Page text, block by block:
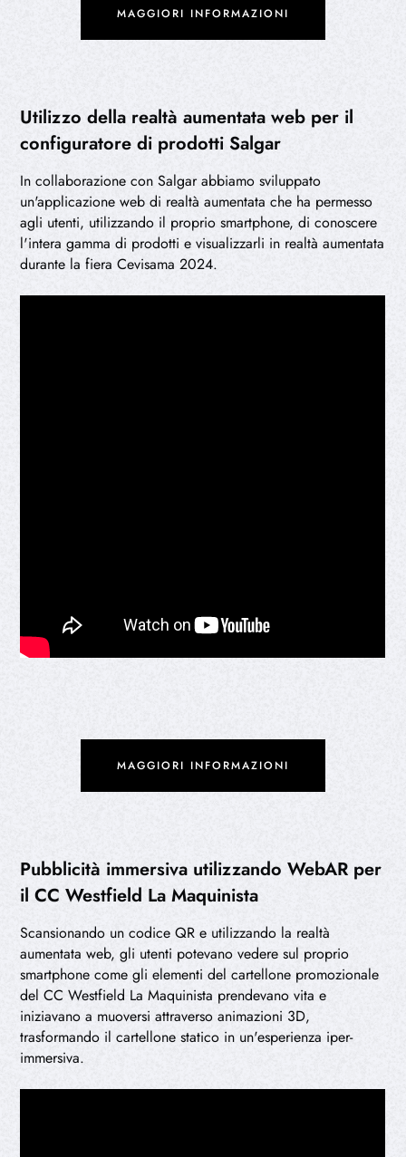
MAGGIORI INFORMAZIONI
Utilizzo della realtà aumentata web per il
configuratore di prodotti Salgar
In collaborazione con Salgar abbiamo sviluppato
un'applicazione web di realtà aumentata che ha permesso
agli utenti, utilizzando il proprio smartphone, di conoscere
l'intera gamma di prodotti e visualizzarli in realtà aumentata
durante la fiera Cevisama 2024.
MAGGIORI INFORMAZIONI
Pubblicità immersiva utilizzando WebAR per
il CC Westfield La Maquinista
Scansionando un codice QR e utilizzando la realtà
aumentata web, gli utenti potevano vedere sul proprio
smartphone come gli elementi del cartellone promozionale
del CC Westfield La Maquinista prendevano vita e
iniziavano a muoversi attraverso animazioni 3D,
trasformando il cartellone statico in un'esperienza iper-
immersiva.